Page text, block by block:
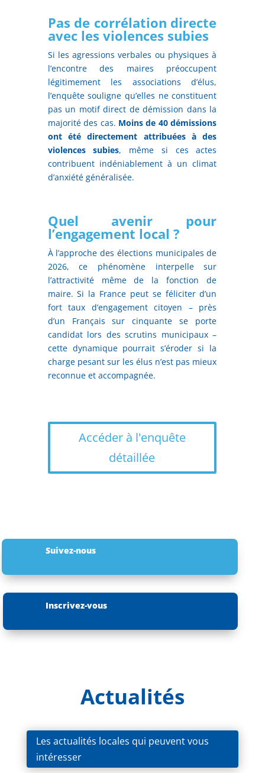
Pas de corrélation directe
avec les violences subies
Si les agressions verbales ou physiques à
l’encontre des maires préoccupent
légitimement les associations d’élus,
l’enquête souligne qu’elles ne constituent
pas un motif direct de démission dans la
majorité des cas. Moins de 40 démissions
ont été directement attribuées à des
violences subies, même si ces actes
contribuent indéniablement à un climat
d’anxiété généralisée.
Quel avenir pour
l’engagement local ?
À l’approche des élections municipales de
2026, ce phénomène interpelle sur
l’attractivité même de la fonction de
maire. Si la France peut se féliciter d’un
fort taux d’engagement citoyen – près
d’un Français sur cinquante se porte
candidat lors des scrutins municipaux –
cette dynamique pourrait s’éroder si la
charge pesant sur les élus n’est pas mieux
reconnue et accompagnée.
Accéder à l'enquête
détaillée
Suivez-nous
Inscrivez-vous
Actualités
Les actualités locales qui peuvent vous
intéresser